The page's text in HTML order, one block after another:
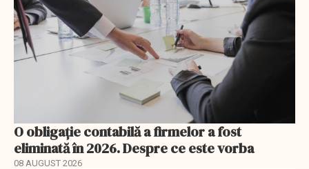
O obligație contabilă a firmelor a fost
eliminată în 2026. Despre ce este vorba
08 AUGUST 2026